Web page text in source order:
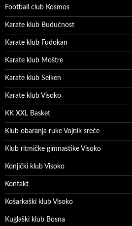
Football club Kosmos
Karate klub Budućnost
Karate klub Fudokan
Karate klub Moštre
Karate klub Seiken
Karate klub Visoko
KK XXL Basket
Klub obaranja ruke Vojnik sreće
Klub ritmičke gimnastike Visoko
Konjički klub Visoko
Kontakt
Košarkaški klub Visoko
Kuglaški klub Bosna